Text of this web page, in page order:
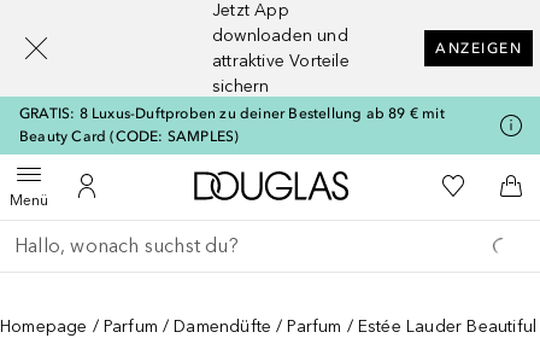
Jetzt App
downloaden und
attraktive Vorteile
sichern
ANZEIGEN
GRATIS: 8 Luxus-Duftproben zu deiner Bestellung ab 89 € mit
Beauty Card (CODE: SAMPLES)
MenüMenü öffnenZu Meinem Kundenkonto
Zur Douglas Startseite
Zu Meiner
Gehe zurück
Suche ausführen
Homepage Parfum Damendüfte Parfum Estée Lauder Beautiful
[navigation.slideout.screenreader]